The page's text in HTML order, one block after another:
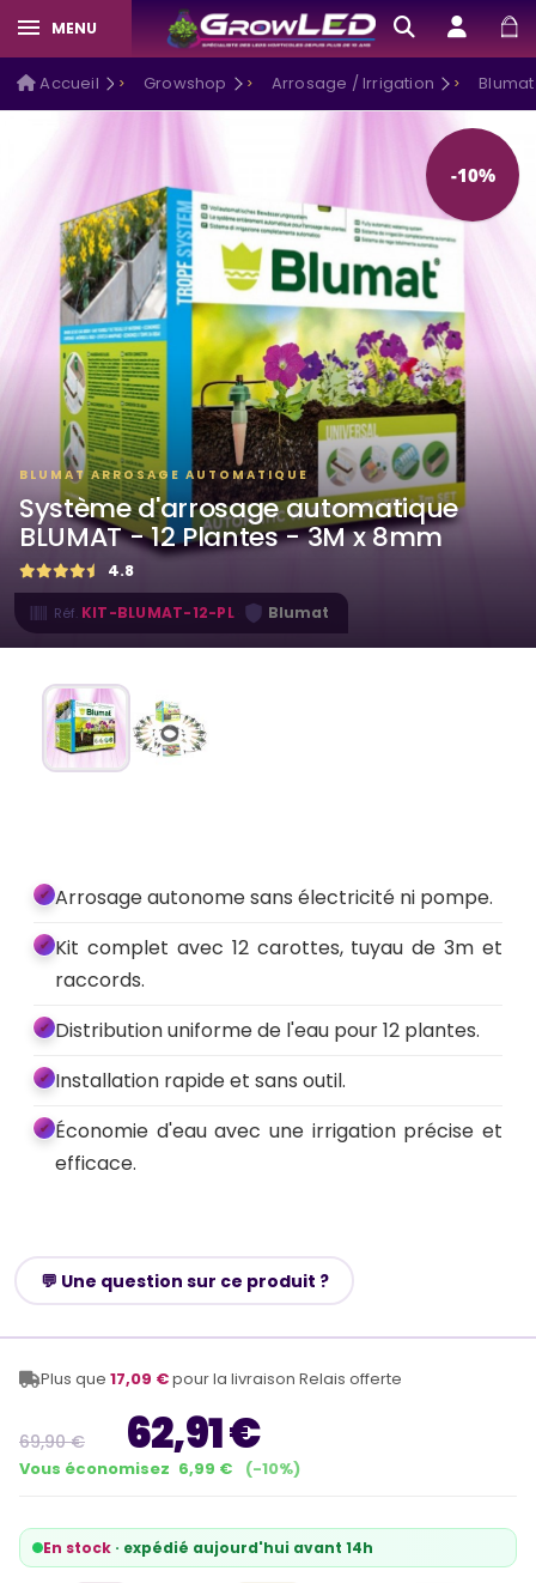
MENU
Accueil Growshop Arrosage / Irrigation
BLUMAT ARROSAGE AUTOMATIQUE
Système d'arrosage automatique
BLUMAT - 12 Plantes - 3M x 8mm
4.8
-10%
Réf. KIT-BLUMAT-12-PL Blumat
Arrosage autonome sans électricité ni pompe.
Kit complet avec 12 carottes, tuyau de 3m et
raccords.
Distribution uniforme de l'eau pour 12 plantes.
Installation rapide et sans outil.
Économie d'eau avec une irrigation précise et
efficace.
💬 Une question sur ce produit ?
62,91 €
69,90 €
En stock · expédié aujourd'hui avant 14h
Plus que 17,09 €pour la livraison Relais offerte
Vous économisez 6,99 € (-10%)